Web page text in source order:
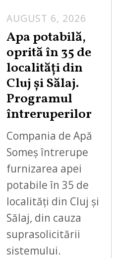
AUGUST 6, 2026
Apa potabilă,
oprită în 35 de
localități din
Cluj și Sălaj.
Programul
întreruperilor
Compania de Apă
Someș întrerupe
furnizarea apei
potabile în 35 de
localități din Cluj și
Sălaj, din cauza
suprasolicitării
sistemului.